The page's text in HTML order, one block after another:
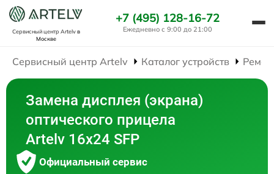
Сервисный центр Artelvв
Москве
+7 (495) 128-16-72
Ежедневно с 9:00 до 21:00
Сервисный центр Artelv Каталог устройств
Замена дисплея (экрана)
оптического прицела
Artelv 16x24 SFP
Официальный сервис